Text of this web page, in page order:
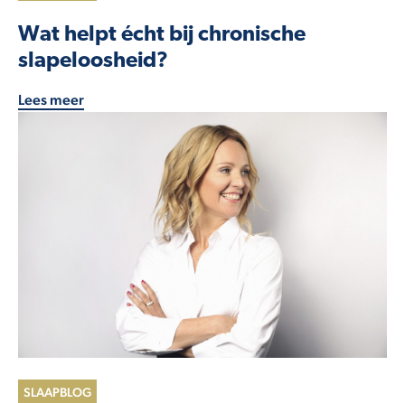
Wat helpt écht bij chronische
slapeloosheid?
Lees meer
SLAAPBLOG